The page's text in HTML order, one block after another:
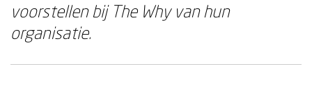
voorstellen bij The Why van hun
organisatie.